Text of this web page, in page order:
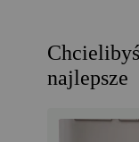
najlepsze